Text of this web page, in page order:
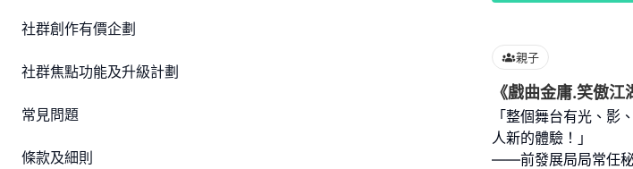
社群創作有價企劃
社群焦點功能及升級計劃
常見問題
條款及細則
親子
《戲曲金庸.笑傲
「整個舞台有光、影
人新的體驗！」
——前發展局局常任